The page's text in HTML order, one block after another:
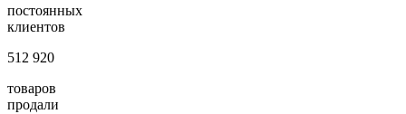
постоянных
клиентов
512 920
товаров
продали